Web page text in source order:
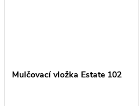
Mulčovací vložka Estate 102